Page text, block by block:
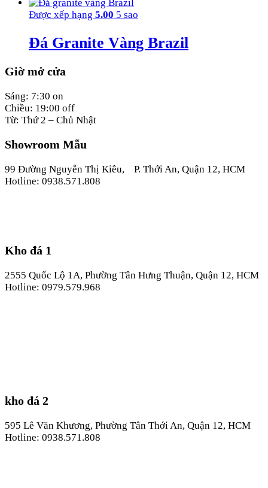
Được xếp hạng 5.00 5 sao
Đá Granite Vàng Brazil
Giờ mở cửa
Sáng: 7:30 on
Chiều: 19:00 off
Từ: Thứ 2 – Chủ Nhật
Showroom Mẫu
99 Đường Nguyễn Thị Kiêu, P. Thới An, Quận 12, HCM
Hotline: 0938.571.808
Kho đá 1
2555 Quốc Lộ 1A, Phường Tân Hưng Thuận, Quận 12, HCM
Hotline: 0979.579.968
kho đá 2
595 Lê Văn Khương, Phường Tân Thới An, Quận 12, HCM
Hotline: 0938.571.808